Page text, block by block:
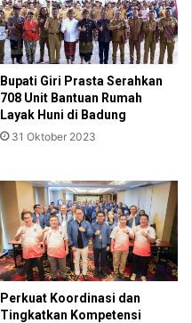
Bupati Giri Prasta Serahkan
708 Unit Bantuan Rumah
Layak Huni di Badung
31 Oktober 2023
Perkuat Koordinasi dan
Tingkatkan Kompetensi